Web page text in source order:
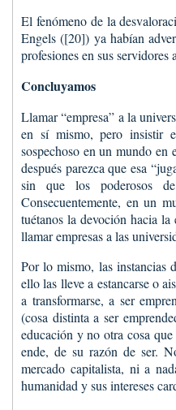
El fenómeno de la
Engels ([20]) ya habían
profesiones en sus servidores
Concluyamos
Llamar “empresa” a la
en sí mismo, pero insistir
sospechoso en un mundo en
después parezca que esa
sin que los poderosos
Consecuentemente, en un
tuétanos la devoción hacia
llamar empresas a las
Por lo mismo, las instancias
ello las lleve a estancarse o
a transformarse, a ser
(cosa distinta a ser
educación y no otra cosa
ende, de su razón de ser.
mercado capitalista, ni a
humanidad y sus intereses